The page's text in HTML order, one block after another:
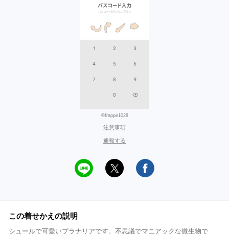
©frappe1028
注意事項
通報する
この着せかえの説明
シュールで可愛いプラナリアです。不思議でマニアックな微生物で